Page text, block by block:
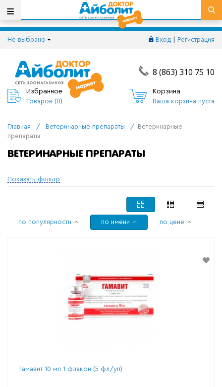
Не выбрано Вход Регистрация
8 (863) 310 75 10
Избранное
Товаров (0)
Корзина
Ваша корзина пуста
Главная / Ветеринарные препараты /
Ветеринарные
препараты
ВЕТЕРИНАРНЫЕ ПРЕПАРАТЫ
Показать фильтр
по популярности по имени по цене
Гамавит 10 мл 1 флакон (5 фл/уп)